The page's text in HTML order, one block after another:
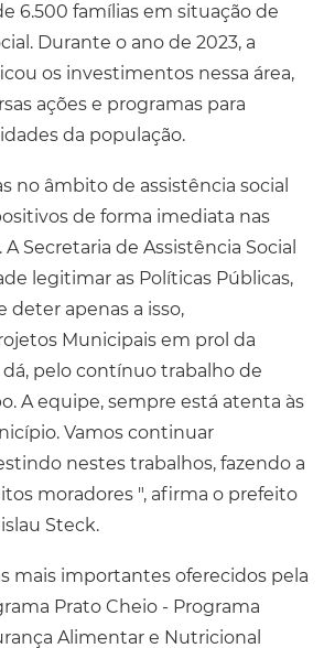
6.500 famílias em situação de
Durante o ano de 2023, a
os investimentos nessa área,
ações e programas para
da população.
no âmbito de assistência social
de forma imediata nas
Secretaria de Assistência Social
legitimar as Políticas Públicas,
deter apenas a isso,
Municipais em prol da
dá, pelo contínuo trabalho de
A equipe, sempre está atenta às
Vamos continuar
nestes trabalhos, fazendo a
moradores ", afirma o prefeito
Steck.
mais importantes oferecidos pela
Prato Cheio - Programa
Alimentar e Nutricional